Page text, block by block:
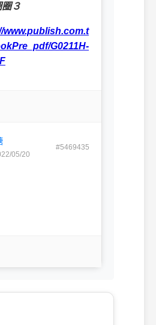
３
www.publish.com.t
G0211H-
05/20
#5469435